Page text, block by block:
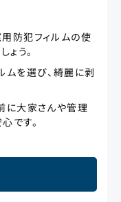
防犯フィルムの使
う。
ムを選び、綺麗に剥
に大家さんや管理
です。